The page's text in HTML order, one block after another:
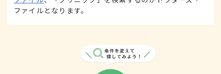
ファイルとなります。